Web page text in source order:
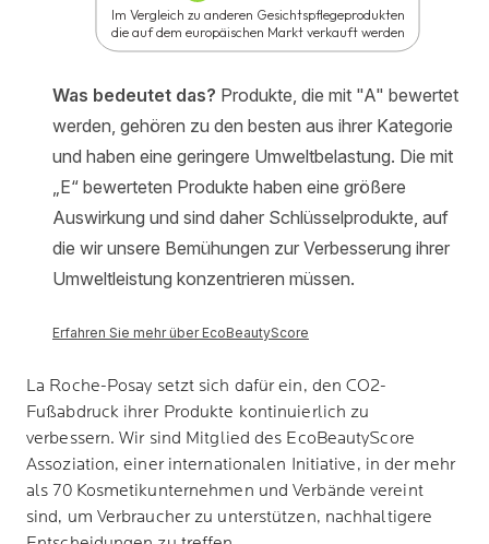
La Roche-Posay setzt sich dafür ein, den CO2-
Fußabdruck ihrer Produkte kontinuierlich zu
verbessern. Wir sind Mitglied des EcoBeautyScore
Assoziation, einer internationalen Initiative, in der mehr
als 70 Kosmetikunternehmen und Verbände vereint
sind, um Verbraucher zu unterstützen, nachhaltigere